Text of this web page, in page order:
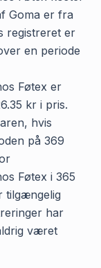
Goma er fra
registreret er
en periode
Føtex er
kr i pris.
hvis
på 369
Føtex i 365
tilgængelig
har
været